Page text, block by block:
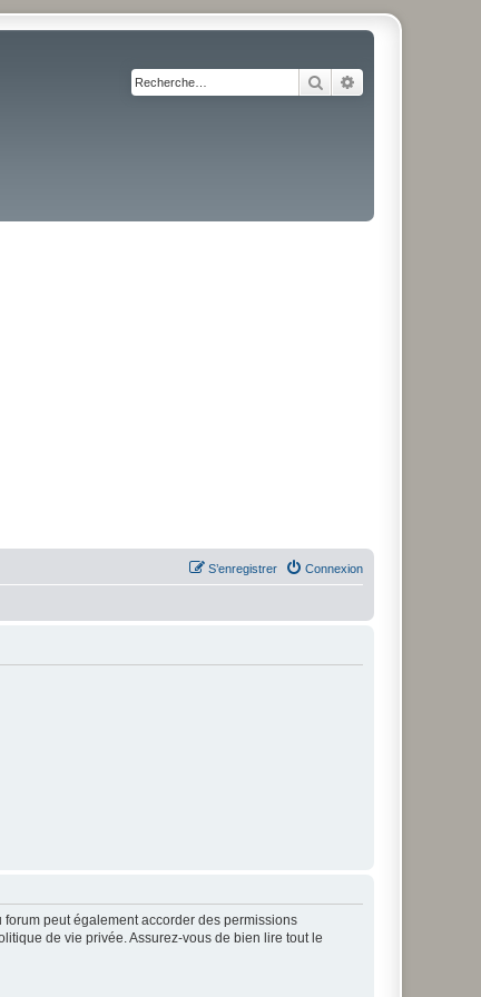
Rechercher
Connexion
S’enregistrer
peut également accorder des permissions
de vie privée. Assurez-vous de bien lire tout le